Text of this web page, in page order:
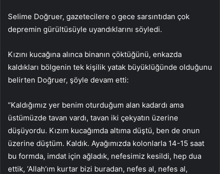
Selime Doğruer, gazetecilere o gece sarsıntıdan çok
depremin gürültüsüyle uyandıklarını söyledi.
Kızını kucağına alınca binanın çöktüğünü, enkazda
kaldıkları bölgenin tek kişilik yatak büyüklüğünde olduğunu
belirten Doğruer, şöyle devam etti:
“Kaldığımız yer benim oturduğum alan kadardı ama
üstümüzde tavan vardı, tavan iki çekyatın üzerine
düşüyordu. Kızım kucağımda altıma düştü, ben de onun
üzerine düştüm. Kaldık. Ayağımızda kolonlarla 14-15 saat
bu formda, imdat için ağladık, nefesimiz kesildi, hep dua
ettik, ‘Allah’ım kurtar bizi buradan, nefes al, nefes al,